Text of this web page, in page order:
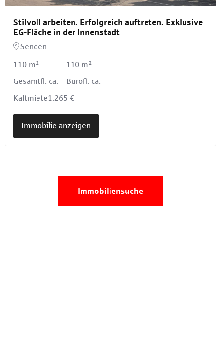
Stilvoll arbeiten. Erfolgreich auftreten. Exklusive
EG-Fläche in der Innenstadt
Senden
110 m²
Gesamtfl. ca.
110 m²
Bürofl. ca.
Kaltmiete1.265 €
Immobilie anzeigen
Immobiliensuche